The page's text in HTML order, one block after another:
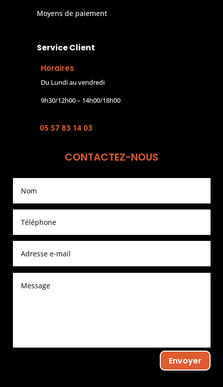
Moyens de paiement
Service Client
Horaires
Du Lundi au vendredi
9h30/12h00 – 14h00/18h00
05 57 83 14 03
CONTACTEZ-NOUS
Envoyer